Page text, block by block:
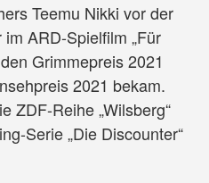
Teemu Nikki vor der
ARD-Spielfilm „Für
Grimmepreis 2021
2021 bekam.
ZDF-Reihe „Wilsberg“
Serie „Die Discounter“